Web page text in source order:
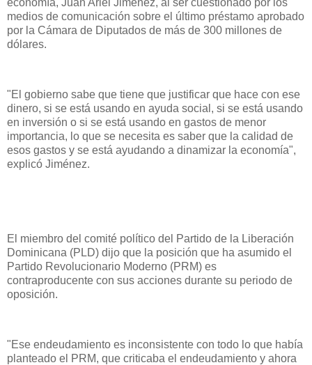
economía, Juan Ariel Jiménez, al ser cuestionado por los
medios de comunicación sobre el último préstamo aprobado
por la Cámara de Diputados de más de 300 millones de
dólares.
"El gobierno sabe que tiene que justificar que hace con ese
dinero, si se está usando en ayuda social, si se está usando
en inversión o si se está usando en gastos de menor
importancia, lo que se necesita es saber que la calidad de
esos gastos y se está ayudando a dinamizar la economía",
explicó Jiménez.
El miembro del comité político del Partido de la Liberación
Dominicana (PLD) dijo que la posición que ha asumido el
Partido Revolucionario Moderno (PRM) es
contraproducente con sus acciones durante su periodo de
oposición.
"Ese endeudamiento es inconsistente con todo lo que había
planteado el PRM, que criticaba el endeudamiento y ahora